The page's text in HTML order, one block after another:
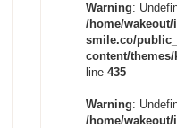
Warning:
/home/wakeout/
smile.co/
content/
line 435
Warning:
/home/wakeout/